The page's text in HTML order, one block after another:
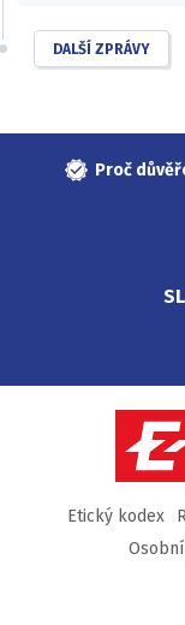
DALŠÍ ZPRÁVY
Proč
Etický kodex